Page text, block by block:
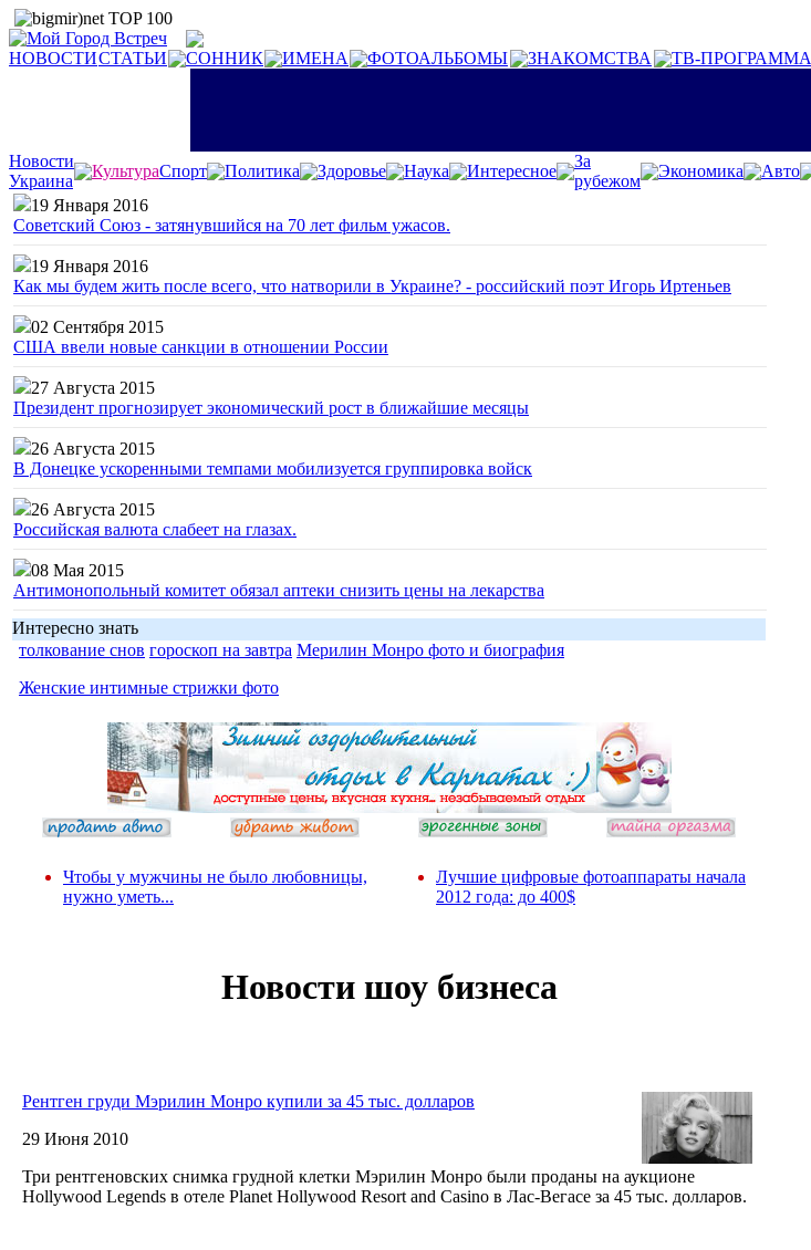
НОВОСТИСТАТЬИ СОННИК ИМЕНА ФОТОАЛЬБОМЫ ЗНАКОМСТВА ТВ-ПРОГРАММА
Новости
Украина
КультураСпорт Политика Здоровье Наука Интересное
За
рубежом
Экономика
Авто
19 Января 2016
Советский Союз - затянувшийся на 70 лет фильм ужасов.
19 Января 2016
Как мы будем жить после всего, что натворили в Украине? - российский поэт Игорь Иртеньев
02 Сентября 2015
США ввели новые санкции в отношении России
27 Августа 2015
Президент прогнозирует экономический рост в ближайшие месяцы
26 Августа 2015
В Донецке ускоренными темпами мобилизуется группировка войск
26 Августа 2015
Российская валюта слабеет на глазах.
08 Мая 2015
Антимонопольный комитет обязал аптеки снизить цены на лекарства
Интересно знать
толкование снов гороскоп на завтра Мерилин Монро фото и биография
Женские интимные стрижки фото
Чтобы у мужчины не было любовницы,
нужно уметь...
Лучшие цифровые фотоаппараты начала
2012 года: до 400$
Новости шоу бизнеса
Рентген груди Мэрилин Монро купили за 45 тыс. долларов
29 Июня 2010
Три рентгеновских снимка грудной клетки Мэрилин Монро были проданы на аукционе
Hollywood Legends в отеле Planet Hollywood Resort and Casino в Лас-Вегасе за 45 тыс. долларов.